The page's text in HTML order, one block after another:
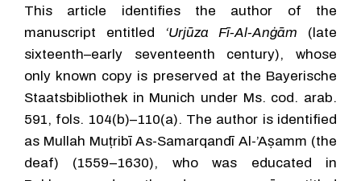
This article identifies the author of the
manuscript entitled
‘Urjūza Fī-Al-Anġām (late
sixteenth–early seventeenth century), whose
only known copy is preserved at the Bayerische
Staatsbibliothek in Munich under Ms. cod. arab.
591, fols. 104(b)–110(a). The author is identified
as Mullah Muṭribī As-Samarqandī Al-’Aṣamm (the
deaf) (1559–1630), who was educated in